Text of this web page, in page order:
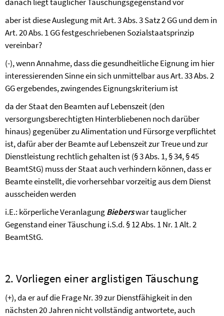
aber ist diese Auslegung mit Art. 3 Abs. 3 Satz 2 GG und dem in
Art. 20 Abs. 1 GG festgeschriebenen Sozialstaatsprinzip
vereinbar?
(-), wenn Annahme, dass die gesundheitliche Eignung im hier
interessierenden Sinne ein sich unmittelbar aus Art. 33 Abs. 2
GG ergebendes, zwingendes Eignungskriterium ist
da der Staat den Beamten auf Lebenszeit (den
versorgungsberechtigten Hinterbliebenen noch darüber
hinaus) gegenüber zu Alimentation und Fürsorge verpflichtet
ist, dafür aber der Beamte auf Lebenszeit zur Treue und zur
Dienstleistung rechtlich gehalten ist (§ 3 Abs. 1, § 34, § 45
BeamtStG) muss der Staat auch verhindern können, dass er
Beamte einstellt, die vorhersehbar vorzeitig aus dem Dienst
ausscheiden werden
i.E.: körperliche VeranlagungBieberswar tauglicher
Gegenstand einer Täuschung i.S.d. § 12 Abs. 1 Nr. 1 Alt. 2
BeamtStG.
2. Vorliegen einer arglistigen Täuschung
(+), da er auf die Frage Nr. 39 zur Dienstfähigkeit in den
nächsten 20 Jahren nicht vollständig antwortete, auch